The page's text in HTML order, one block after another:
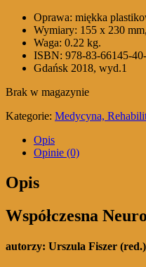
Oprawa: miękka
Wymiary: 155 x 230 mm,
Waga: 0.22 kg.
ISBN: 978-83-66145-
Gdańsk 2018, wyd.1
Brak w magazynie
Kategorie: Medycyna,
Opis
Opinie (0)
Opis
Współczesna
autorzy: Urszula Fiszer